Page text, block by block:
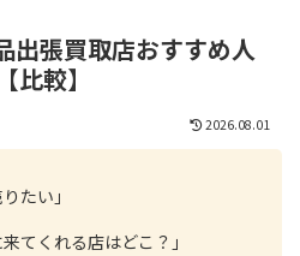
出張買取店おすすめ人
較】
2026.08.01
たい」
てくれる店はどこ？」